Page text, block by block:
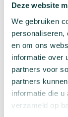
Deze website
We gebruiken
personaliseren,
en om ons
informatie over
partners voor
partners
informatie die u
verzameld op
wedstrijden
hij beoefent
bezoldigde
hoogste
discipline;
hij is
maanden
volgende